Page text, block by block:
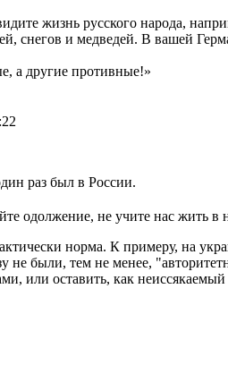
жизнь русского народа,
снегов и медведей. В вашей
а другие противные!»
раз был в России.
одолжение, не учите нас жить в
норма. К примеру, на
не были, тем не менее,
или оставить, как неиссякаемый